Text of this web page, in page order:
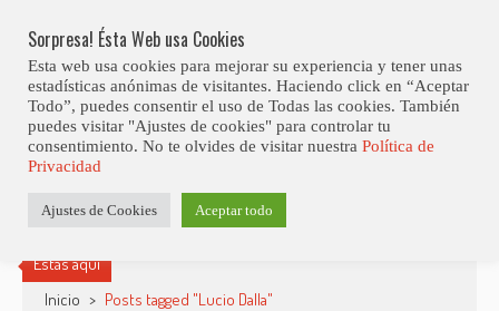
content
Club Contest.
Estás aquí
Inicio > Posts tagged "Lucio Dalla"
Sorpresa! Ésta Web usa Cookies
Esta web usa cookies para mejorar su experiencia y tener unas
estadísticas anónimas de visitantes. Haciendo click en “Aceptar
Todo”, puedes consentir el uso de Todas las cookies. También
puedes visitar "Ajustes de cookies" para controlar tu
consentimiento. No te olvides de visitar nuestra Política de
Privacidad
Ajustes de Cookies Aceptar todo